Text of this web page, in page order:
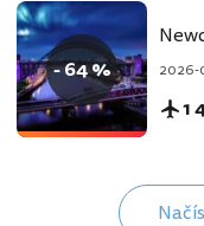
- 64 % 2026-
1